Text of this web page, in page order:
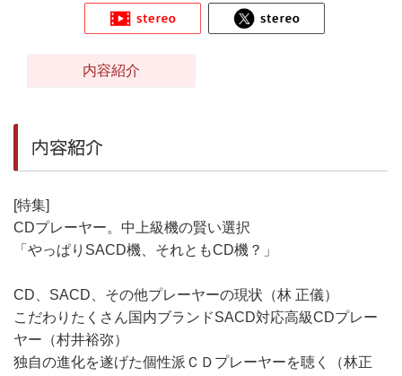
内容紹介
内容紹介
[特集]
CDプレーヤー。中上級機の賢い選択
「やっぱりSACD機、それともCD機？」
CD、SACD、その他プレーヤーの現状（林 正儀）
こだわりたくさん国内ブランドSACD対応高級CDプレー
ヤー（村井裕弥）
独自の進化を遂げた個性派ＣＤプレーヤーを聴く（林正